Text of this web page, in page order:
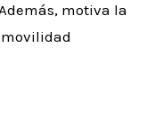
motiva la